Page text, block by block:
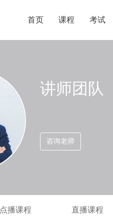
首页 课程 考试
讲师团队
咨询老师
点播课程 直播课程